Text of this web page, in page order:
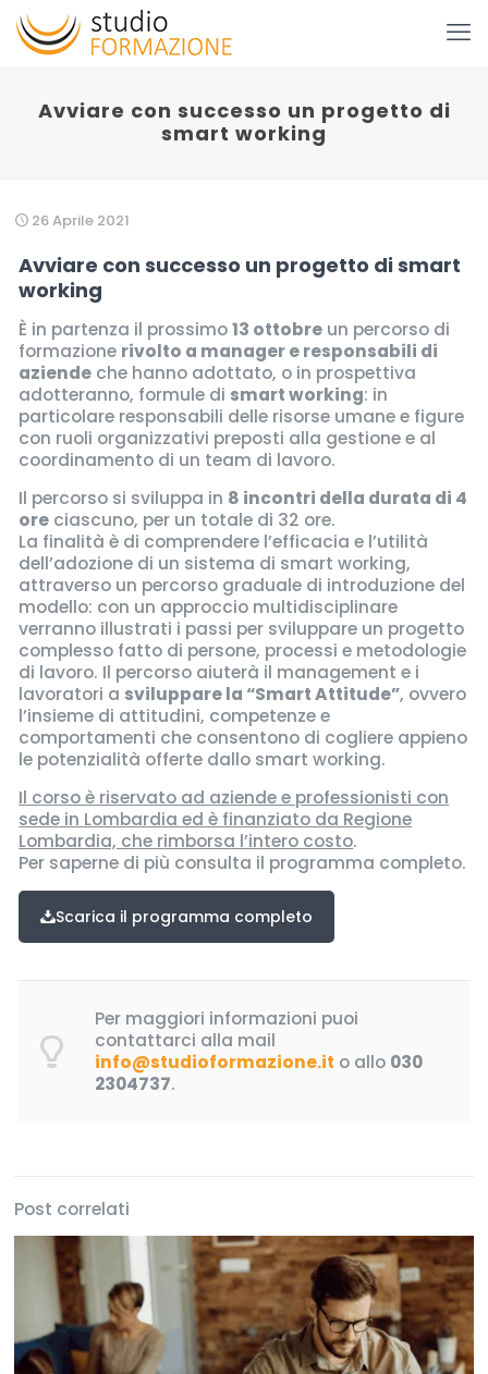
Avviare con successo un progetto di
smart working
26 Aprile 2021
Avviare con successo un progetto dismart
working
È in partenza il prossimo13 ottobre un percorso di
formazione rivolto a manager e responsabili di
aziende che hanno adottato, o in prospettiva
adotteranno, formule di smart working: in
particolare responsabili delle risorse umane e figure
con ruoli organizzativi preposti alla gestione e al
coordinamento di un team di lavoro.
Il percorso si sviluppa in 8 incontri della durata di 4
ore ciascuno, per un totale di 32 ore.
La finalità è di comprendere l’efficacia e l’utilità
dell’adozione di un sistema di smart working,
attraverso un percorso graduale di introduzione del
modello: con un approccio multidisciplinare
verranno illustrati i passi per sviluppare un progetto
complesso fatto di persone, processi e metodologie
di lavoro. Il percorso aiuterà il management e i
lavoratori a sviluppare la “Smart Attitude”, ovvero
l’insieme di attitudini, competenze e
comportamenti che consentono di cogliere appieno
le potenzialità offerte dallo smart working.
Il corso è riservato ad aziende e professionisti con
sede in Lombardia ed è finanziato da Regione
Lombardia, che rimborsa l’intero costo.
Per saperne di più consulta il programma completo.
Scarica il programma completo
Per maggiori informazioni puoi
contattarci alla mail
info@studioformazione.it o allo 030
2304737.
Post correlati